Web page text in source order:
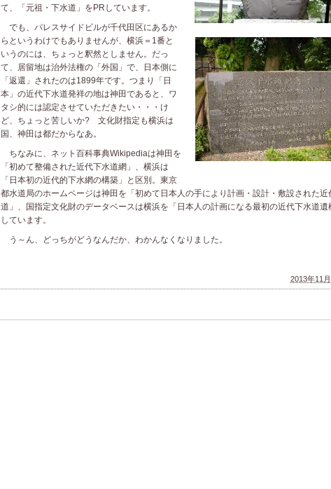
て、「元祖・下水道」をPRしています。
でも、パレスサイドビルが千代田区にあるか
らというわけでもありませんが、横浜＝1番と
いうのには、ちょっと釈然としません。だっ
て、居留地は治外法権の「外国」で、日本側に
「返還」されたのは1899年です。つまり「日
本」の近代下水道発祥の地は神田であると、ワ
タシ的には認定させていただきたい・・・け
ど、ちょっと苦しいか? 文化財指定も横浜は
国、神田は都だからなあ。
ちなみに、ネット百科事典Wikipediaは神田を
「初めて整備された近代下水道網」、横浜は
「日本初の近代的下水網の構築」と区別。東京
都水道局のホームページは神田を「初めて日本人の手により計画・設計・敷設された近
道」、国指定文化財のデータベースは横浜を「日本人の計画になる最初の近代下水道遺
しています。
う～ん、どっちがどうなんだか、わかんなくなりました。
2013年11